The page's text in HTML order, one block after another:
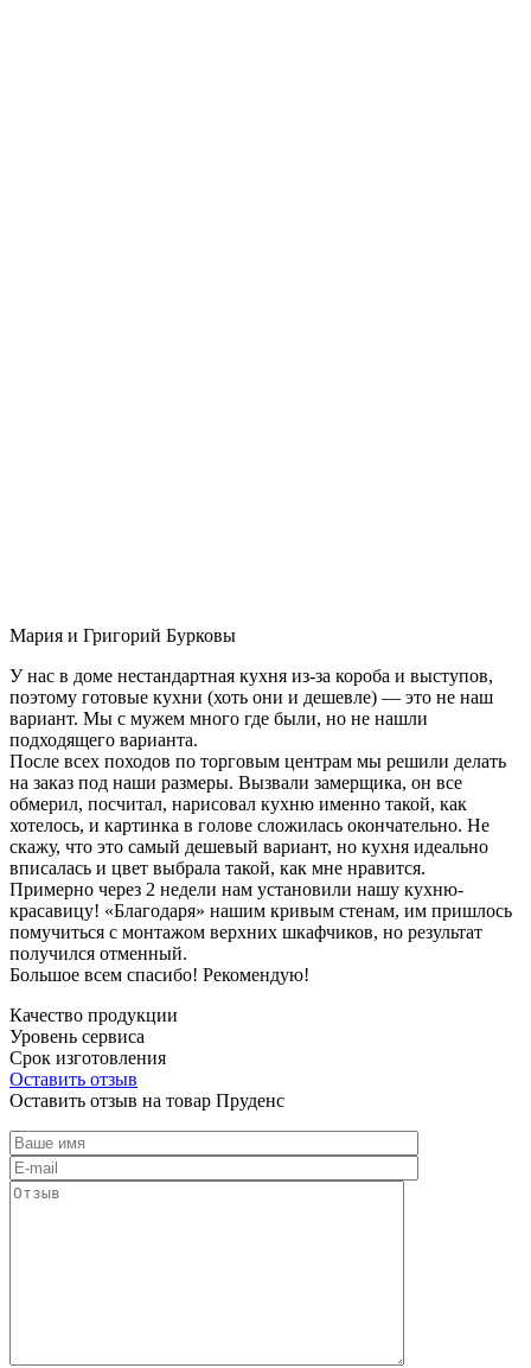
Мария и Григорий Бурковы
У нас в доме нестандартная кухня из-за короба и выступов,
поэтому готовые кухни (хоть они и дешевле) — это не наш
вариант. Мы с мужем много где были, но не нашли
подходящего варианта.
После всех походов по торговым центрам мы решили делать
на заказ под наши размеры. Вызвали замерщика, он все
обмерил, посчитал, нарисовал кухню именно такой, как
хотелось, и картинка в голове сложилась окончательно. Не
скажу, что это самый дешевый вариант, но кухня идеально
вписалась и цвет выбрала такой, как мне нравится.
Примерно через 2 недели нам установили нашу кухню-
красавицу! «Благодаря» нашим кривым стенам, им пришлось
помучиться с монтажом верхних шкафчиков, но результат
получился отменный.
Большое всем спасибо! Рекомендую!
Качество продукции
Уровень сервиса
Срок изготовления
Оставить отзыв
Оставить отзыв на товар Пруденс